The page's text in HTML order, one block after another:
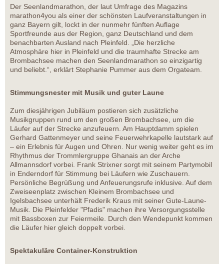
Der Seenlandmarathon, der laut Umfrage des Magazins
marathon4you als einer der schönsten Laufveranstaltungen in
ganz Bayern gilt, lockt in der nunmehr fünften Auflage
Sportfreunde aus der Region, ganz Deutschland und dem
benachbarten Ausland nach Pleinfeld. „Die herzliche
Atmosphäre hier in Pleinfeld und die traumhafte Strecke am
Brombachsee machen den Seenlandmarathon so einzigartig
und beliebt.“, erklärt Stephanie Pummer aus dem Orgateam.
Stimmungsnester mit Musik und guter Laune
Zum diesjährigen Jubiläum postieren sich zusätzliche
Musikgruppen rund um den großen Brombachsee, um die
Läufer auf der Strecke anzufeuern. Am Hauptdamm spielen
Gerhard Gattenmeyer und seine Feuerwehrkapelle lautstark auf
– ein Erlebnis für Augen und Ohren. Nur wenig weiter geht es im
Rhythmus der Trommlergruppe Ghanais an der Arche
Allmannsdorf vorbei. Frank Strixner sorgt mit seinem Partymobil
in Enderndorf für Stimmung bei Läufern wie Zuschauern.
Persönliche Begrüßung und Anfeuerungsrufe inklusive. Auf dem
Zweiseenplatz zwischen Kleinem Brombachsee und
Igelsbachsee unterhält Frederik Kraus mit seiner Gute-Laune-
Musik. Die Pleinfelder "Pfadis" machen ihre Versorgungsstelle
mit Bassboxen zur Feiermeile. Durch den Wendepunkt kommen
die Läufer hier gleich doppelt vorbei.
Spektakuläre Container-Konstruktion